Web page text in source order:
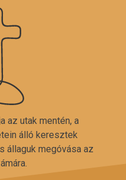
az utak mentén, a
álló keresztek
állaguk megóvása az